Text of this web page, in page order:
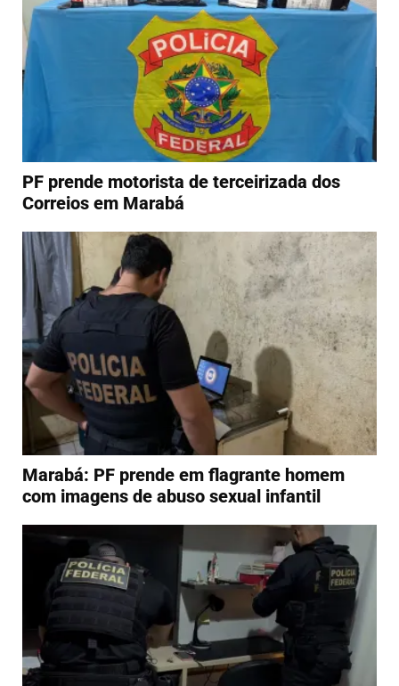
PF prende motorista de terceirizada dos
Correios em Marabá
Marabá: PF prende em flagrante homem
com imagens de abuso sexual infantil